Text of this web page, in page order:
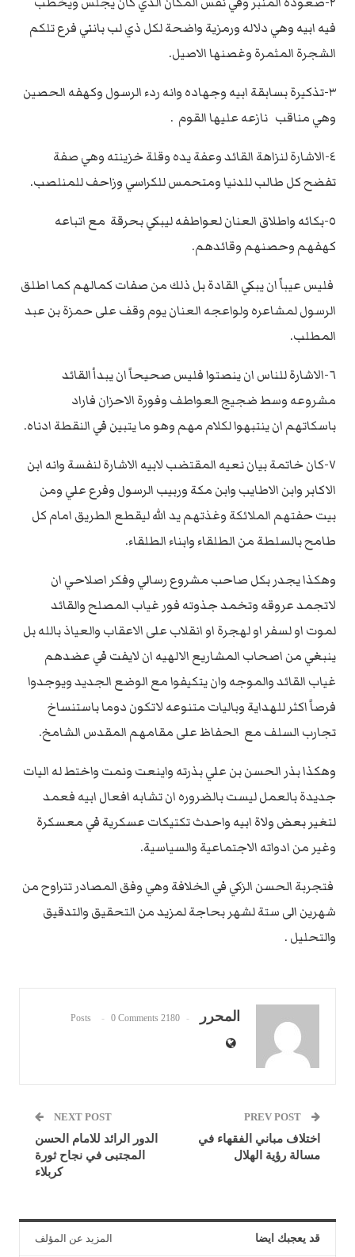
فيه ابيه وهي دلاله ورمزية واضحة لكل ذي لب بانني فرع تلكم
الشجرة المثمرة وغصنها الاصيل.
٣-تذكيرة بسابقة ابيه وجهاده وانه ردء الرسول وكهفه الحصين
وهي مناقب نازعه عليها القوم .
٤-الاشارة لنزاهة القائد وعفة يده وقلة خزينته وهي صفة
تفضح كل طالب للدنيا ومتحمس للكراسي وزاحف للمنلصب.
٥-بكائه واطلاق العنان لعواطفه ليبكي بحرقة مع اتباعه
كهفهم وحصنهم وقائدهم.
فليس عيباً ان يبكي القادة بل ذلك من صفات كمالهم كما اطلق
الرسول لمشاعره ولواعجه العنان يوم وقف على حمزة بن عبد
المطلب.
٦-الاشارة للناس ان ينصتوا فليس صحيحاً ان يبدأ القائد
مشروعه وسط ضجيج العواطف وفورة الاحزان فاراد
باسكاتهم ان ينتبهوا لكلام مهم وهو ما يتبين في النقطة ادناه.
٧-كان خاتمة بيان نعيه المقتضب لابيه الاشارة لنفسة وانه ابن
الاكابر وابن الاطايب وابن مكة وربيب الرسول وفرع علي ومن
بيت حفتهم الملائكة وغذتهم يد الله ليقطع الطريق امام كل
طامح بالسلطة من الطلقاء وابناء الطلقاء.
وهكذا يجدر بكل صاحب مشروع رسالي وفكر اصلاحي ان
لاتجمد عروقه وتخمد جذوته فور غياب المصلح والقائد
لموت او لسفر او لهجرة او انقلاب على الاعقاب والعياذ بالله بل
ينبغي من اصحاب المشاريع الالهيه ان لايفت في عضدهم
غياب القائد والموجه وان يتكيفوا مع الوضع الجديد ويوجدوا
فرصاً اكثر للهداية وباليات متنوعه لاتكون دوما باستنساخ
تجارب السلف مع الحفاظ على مقامهم المقدس الشامخ.
وهكذا بذر الحسن بن علي بذرته واينعت ونمت واختط له اليات
جديدة بالعمل ليست بالضروره ان تشابه افعال ابيه فعمد
لتغير بعض ولاة ابيه واحدث تكتيكات عسكرية في معسكرة
وغير من ادواته الاجتماعية والسياسية.
فتجربة الحسن الزكي في الخلافة وهي وفق المصادر تتراوح من
شهرين الى ستة لشهر بحاجة لمزيد من التحقيق والتدقيق
والتحليل .
المحرر 2180 Posts
0 Comments
اختلاف مباني الفقهاء في
مسالة رؤية الهلال
NEXT POST
الدور الرائد للامام الحسن
المجتبى في نجاح ثورة
كربلاء
قد يعجبك ايضا المزيد عن المؤلف